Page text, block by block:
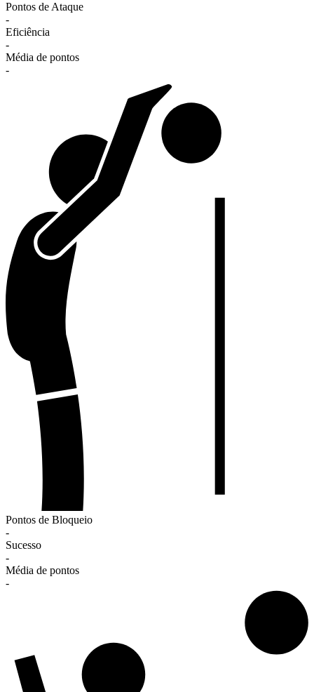
Pontos de Ataque
-
Eficiência
-
Média de pontos
-
Pontos de Bloqueio
-
Sucesso
-
Média de pontos
-